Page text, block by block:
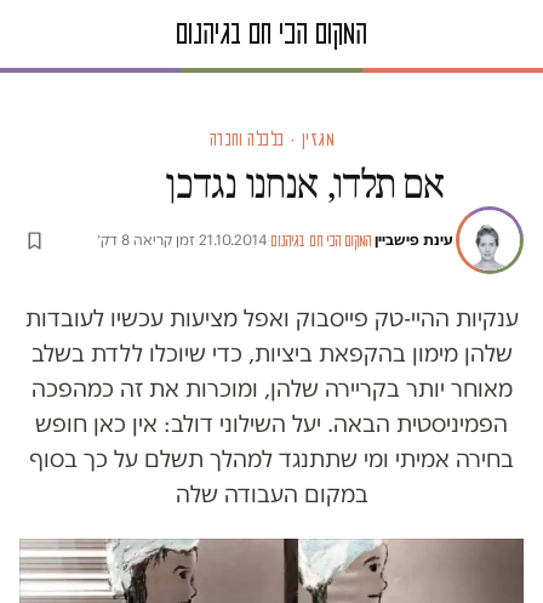
מגזין · כלכלה וחברה
אם תלדו, אנחנו נגדכן
עינת פישביין·המקום הכי חם בגיהנום·
21.10.2014
·זמן קריאה 8 דק׳
ענקיות ההיי-טק פייסבוק ואפל מציעות עכשיו לעובדות
שלהן מימון בהקפאת ביציות, כדי שיוכלו ללדת בשלב
מאוחר יותר בקריירה שלהן, ומוכרות את זה כמהפכה
הפמיניסטית הבאה. יעל השילוני דולב: אין כאן חופש
בחירה אמיתי ומי שתתנגד למהלך תשלם על כך בסוף
במקום העבודה שלה